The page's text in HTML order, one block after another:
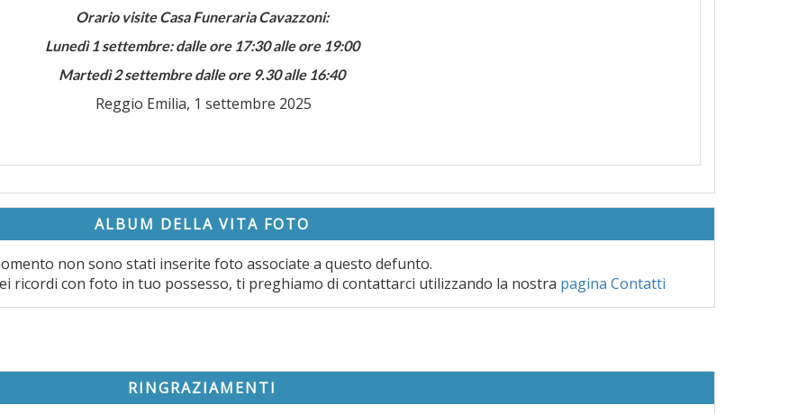
Orario visite Casa Funeraria Cavazzoni:
Lunedì 1 settembre: dalle ore 17:30 alle ore 19:00
Martedì 2 settembre dalle ore 9.30 alle 16:40
Reggio Emilia, 1 settembre 2025
ALBUM DELLA VITA FOTO
non sono stati inserite foto associate a questo defunto.
ricordi con foto in tuo possesso, ti preghiamo di contattarci utilizzando la nostra pagina Contatti
RINGRAZIAMENTI